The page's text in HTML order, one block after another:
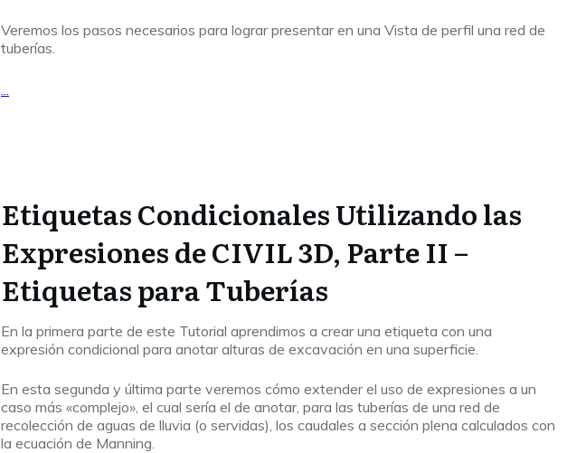
Veremos los pasos necesarios para lograr presentar en una Vista de perfil una red de
tuberías.
...
Etiquetas Condicionales Utilizando las
Expresiones de CIVIL 3D, Parte II –
Etiquetas para Tuberías
En la primera parte de este Tutorial aprendimos a crear una etiqueta con una
expresión condicional para anotar alturas de excavación en una superficie.
En esta segunda y última parte veremos cómo extender el uso de expresiones a un
caso más «complejo», el cual sería el de anotar, para las tuberías de una red de
recolección de aguas de lluvia (o servidas), los caudales a sección plena calculados con
la ecuación de Manning.